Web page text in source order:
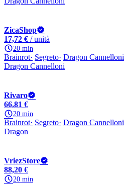
ZicaShop
17,72 € / unità
20 min
Brainrot Segreto Dragon Cannelloni
Dragon Cannelloni
Rivaro
66,81 €
20 min
Brainrot Segreto Dragon Cannelloni
Dragon
VriezStore
88,20 €
20 min